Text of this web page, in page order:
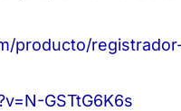
producto/
GSTtG6K6s